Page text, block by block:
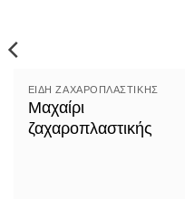
ΕΊΔΗ ΖΑΧΑΡΟΠΛΑΣΤΙΚΉΣ
Μαχαίρι
ζαχαροπλαστικής